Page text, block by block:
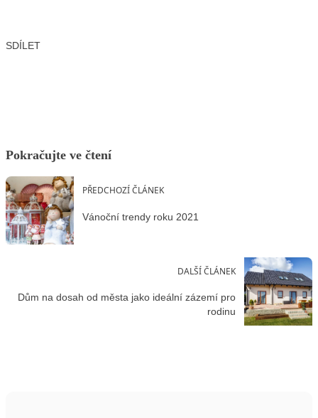
SDÍLET
Pokračujte ve čtení
PŘEDCHOZÍ ČLÁNEK
Vánoční trendy roku 2021
DALŠÍ ČLÁNEK
Dům na dosah od města jako ideální zázemí pro
rodinu